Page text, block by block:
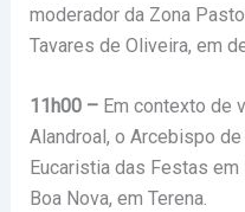
moderador da Zona
Tavares de Oliveira, em
11h00 – Em contexto de
Alandroal, o Arcebispo
Eucaristia das Festas
Boa Nova, em Terena.